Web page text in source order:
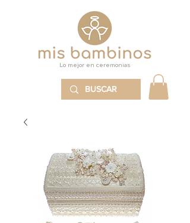
Lo mejor en ceremonias